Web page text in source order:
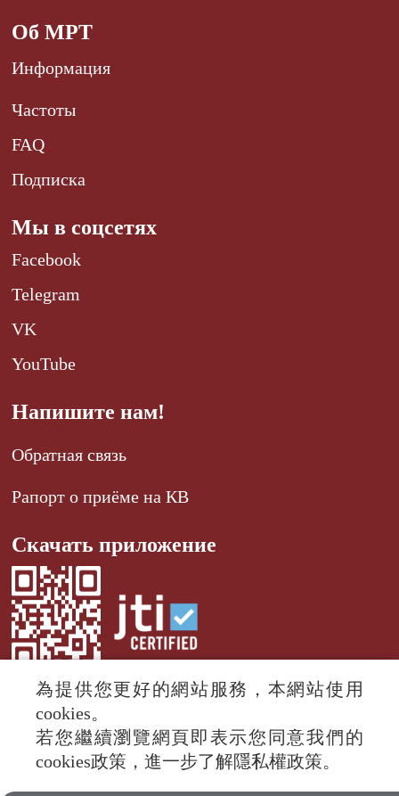
Об МРТ
Информация
Частоты
FAQ
Подписка
Мы в соцсетях
Facebook
Telegram
VK
YouTube
Напишите нам!
Обратная связь
Рапорт о приёме на КВ
Скачать приложение
© 2024 RTI (Radio Taiwan International).
All rights reserved.
為提供您更好的網站服務，本網站使用
cookies。
若您繼續瀏覽網頁即表示您同意我們的
cookies政策，進一步了解隱私權政策。